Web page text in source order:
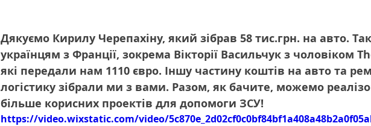
Дякуємо Кирилу Черепахіну, який зібрав 58 тис.грн. на авто.
українцям з Франції, зокрема Вікторії Васильчук з чоловіком
які передали нам 1110 євро. Іншу частину коштів на авто та
логістику зібрали ми з вами. Разом, як бачите, можемо
більше корисних проектів для допомоги ЗСУ!
https://video.wixstatic.com/video/